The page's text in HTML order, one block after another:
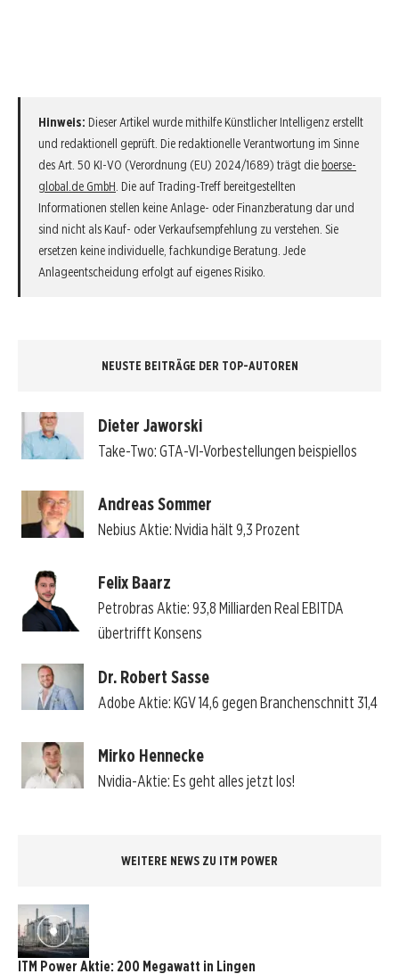
Hinweis: Dieser Artikel wurde mithilfe Künstlicher Intelligenz erstellt
und redaktionell geprüft. Die redaktionelle Verantwortung im Sinne
des Art. 50 KI-VO (Verordnung (EU) 2024/1689) trägt die boerse-
global.de GmbH . Die auf Trading-Treff bereitgestellten
Informationen stellen keine Anlage- oder Finanzberatung dar und
sind nicht als Kauf- oder Verkaufsempfehlung zu verstehen. Sie
ersetzen keine individuelle, fachkundige Beratung. Jede
Anlageentscheidung erfolgt auf eigenes Risiko.
NEUSTE BEITRÄGE DER TOP-AUTOREN
Dieter Jaworski
Take-Two: GTA-VI-Vorbestellungen beispiellos
Andreas Sommer
Nebius Aktie: Nvidia hält 9,3 Prozent
Felix Baarz
Petrobras Aktie: 93,8 Milliarden Real EBITDA
übertrifft Konsens
Dr. Robert Sasse
Adobe Aktie: KGV 14,6 gegen Branchenschnitt 31,4
Mirko Hennecke
Nvidia-Aktie: Es geht alles jetzt los!
WEITERE NEWS ZU ITM POWER
ITM Power Aktie: 200 Megawatt in Lingen